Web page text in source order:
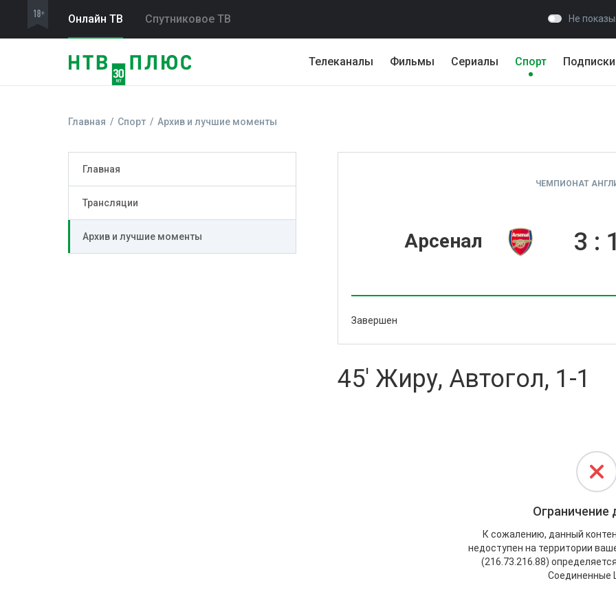
Онлайн ТВ Спутниковое ТВ Не
Телеканалы Фильмы Сериалы Спорт Подписки
Главная Спорт Архив и лучшие моменты
Главная
Трансляции
Архив и лучшие моменты
ЧЕМПИОНАТ
Арсенал 3 :
Завершен
45' Жиру, Автогол, 1-1